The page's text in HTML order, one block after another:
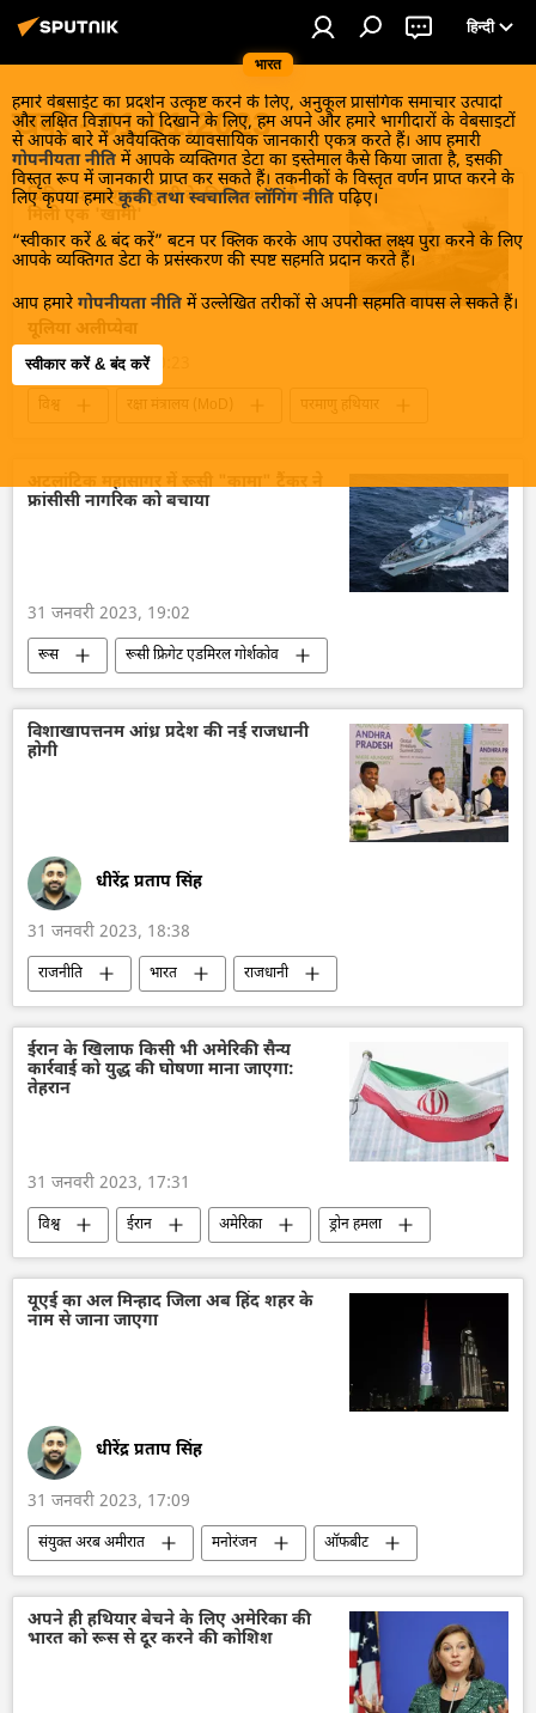
भारत
हिन्दी
हमारे वेबसाईट का प्रदर्शन उत्कृष्ट करने के लिए, अनुकूल प्रासंगिक समाचार उत्पादों
और लक्षित विज्ञापन को दिखाने के लिए, हम अपने और हमारे भागीदारों के वेबसाइटों
से आपके बारे में अवैयक्तिक व्यावसायिक जानकारी एकत्र करते हैं। आप हमारी
गोपनीयता नीति में आपके व्यक्तिगत डेटा का इस्तेमाल कैसे किया जाता है, इसकी
विस्तृत रूप में जानकारी प्राप्त कर सकते हैं। तकनीकों के विस्तृत वर्णन प्राप्त करने के
लिए कृपया हमारे कूकी तथा स्वचालित लॉगिंग नीति पढ़िए।
“स्वीकार करें & बंद करें” बटन पर क्लिक करके आप उपरोक्त लक्ष्य पुरा करने के लिए
आपके व्यक्तिगत डेटा के प्रसंस्करण की स्पष्ट सहमति प्रदान करते हैं।
आप हमारे गोपनीयता नीति में उल्लेखित तरीकों से अपनी सहमति वापस ले सकते हैं।
स्वीकार करें & बंद करें
खबरें - 31.01.2023
ब्रिटिश परमाणु पनडुब्बी के निरीक्षण के दौरान
मिली एक 'खामी'
यूलिया अलीप्येवा
31 जनवरी 2023, 20:23
विश्व रक्षा मंत्रालय (MoD)
परमाणु हथियार
अटलांटिक महासागर में रूसी "कामा" टैंकर ने
फ्रांसीसी नागरिक को बचाया
31 जनवरी 2023, 19:02
रूस
रूसी फ्रिगेट एडमिरल गोर्शकोव
रूसी नौसेना
अटलांटिक महासागर
रक्षा मंत्रालय (MoD)
विश्व
विशाखापत्तनम आंध्र प्रदेश की नई राजधानी
होगी
धीरेंद्र प्रताप सिंह
31 जनवरी 2023, 18:38
राजनीति भारत
राजधानी
आंध्रप्रदेश
तमिलनाडु अर्थव्यवस्था
ईरान के खिलाफ किसी भी अमेरिकी सैन्य
कार्रवाई को युद्ध की घोषणा माना जाएगा:
तेहरान
31 जनवरी 2023, 17:31
विश्व ईरान अमेरिका
ड्रोन हमला
इज़राइल
संयुक्त राष्ट्र रक्षा मंत्रालय (MoD)
यूएई का अल मिन्हाद जिला अब हिंद शहर के
नाम से जाना जाएगा
धीरेंद्र प्रताप सिंह
31 जनवरी 2023, 17:09
संयुक्त अरब अमीरात मनोरंजन
ऑफबीट
भारत
हिन्दू
अपने ही हथियार बेचने के लिए अमेरिका की
भारत को रूस से दूर करने की कोशिश